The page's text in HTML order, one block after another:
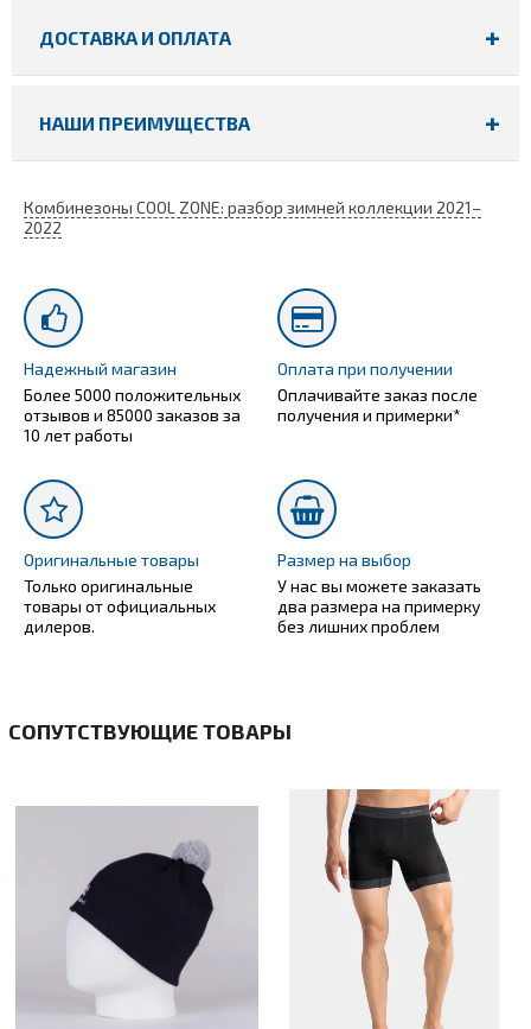
ДОСТАВКА И ОПЛАТА
НАШИ ПРЕИМУЩЕСТВА
Комбинезоны COOL ZONE: разбор зимней коллекции 2021–
2022
Надежный магазин
Более 5000 положительных
отзывов и 85000 заказов за
10 лет работы
Оплата при получении
Оплачивайте заказ после
получения и примерки*
Оригинальные товары
Только оригинальные
товары от официальных
дилеров.
Размер на выбор
У нас вы можете заказать
два размера на примерку
без лишних проблем
СОПУТСТВУЮЩИЕ ТОВАРЫ